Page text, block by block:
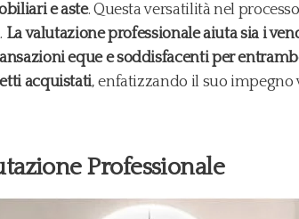
e aste. Questa versatilità nel
La valutazione professionale aiuta sia i
eque e soddisfacenti per
acquistati, enfatizzando il suo
Professionale